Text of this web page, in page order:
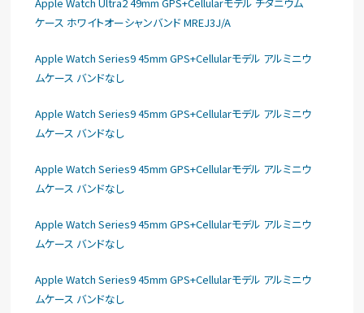
ケース ホワイトオーシャンバンド MREJ3J/A
Apple Watch Series9 45mm GPS+Cellularモデル アルミニウ
ムケース バンドなし
Apple Watch Series9 45mm GPS+Cellularモデル アルミニウ
ムケース バンドなし
Apple Watch Series9 45mm GPS+Cellularモデル アルミニウ
ムケース バンドなし
Apple Watch Series9 45mm GPS+Cellularモデル アルミニウ
ムケース バンドなし
Apple Watch Series9 45mm GPS+Cellularモデル アルミニウ
ムケース バンドなし